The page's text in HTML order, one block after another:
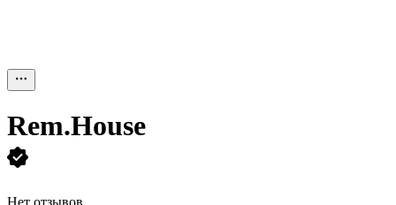
Rem.House
Нет отзывов